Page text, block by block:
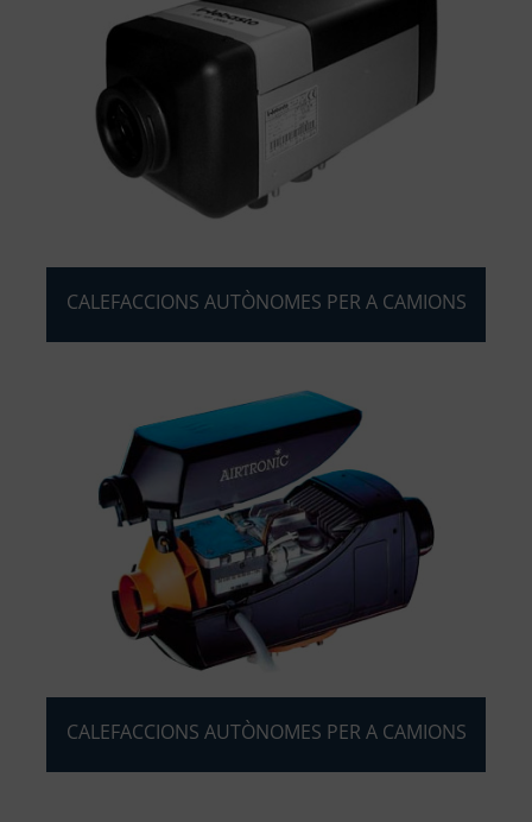
CALEFACCIONS AUTÒNOMES PER A CAMIONS
CALEFACCIONS AUTÒNOMES PER A CAMIONS